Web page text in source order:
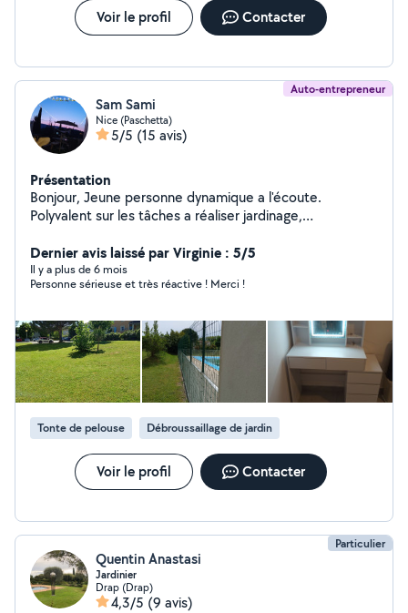
m'envoyer des photos de votre jardin pour une première
estimation rapide.
Voir le profil Contacter
Auto-entrepreneur
Sam Sami
Nice (Paschetta)
5/5 (15 avis)
Présentation
Bonjour, Jeune personne dynamique a l'écoute.
Polyvalent sur les tâches a réaliser jardinage,
mécanique. Cordialement
Dernier avis laissé par Virginie : 5/5
Il y a plus de 6 mois
Personne sérieuse et très réactive ! Merci !
Tonte de pelouse Débroussaillage de jardin
Voir le profil Contacter
Particulier
Quentin Anastasi
Jardinier
Drap (Drap)
4,3/5 (9 avis)